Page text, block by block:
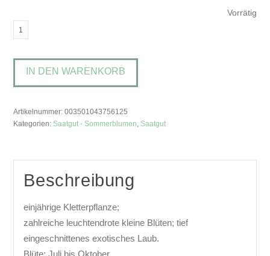
Vorrätig
Ipomoea
sloteri
'Cardinal
Climber'Trichterwinde
IN DEN WARENKORB
Artikelnummer:003501043756125
Kategorien: Saatgut - Sommerblumen Saatgut
Beschreibung
einjährige Kletterpflanze;
zahlreiche leuchtendrote kleine Blüten; tief
eingeschnittenes exotisches Laub.
Blüte: Juli bis Oktober